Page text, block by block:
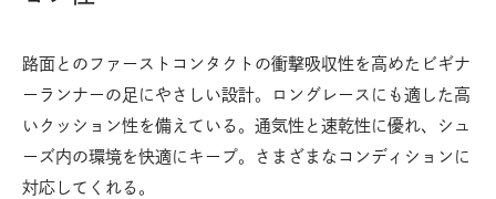
路面とのファーストコンタクトの衝撃吸収性を高めたビギナ
ーランナーの足にやさしい設計。ロングレースにも適した高
いクッション性を備えている。通気性と速乾性に優れ、シュ
ーズ内の環境を快適にキープ。さまざまなコンディションに
対応してくれる。